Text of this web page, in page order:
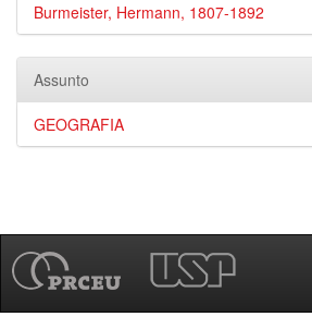
Burmeister, Hermann, 1807-1892
Assunto
GEOGRAFIA